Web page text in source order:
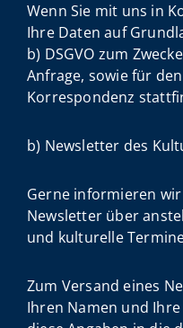
Wenn Sie mit uns in
Ihre Daten auf
b) DSGVO zum
Anfrage, sowie für
Korrespondenz
b) Newsletter des
Gerne informieren
Newsletter über
und kulturelle
Zum Versand eines
Ihren Namen und